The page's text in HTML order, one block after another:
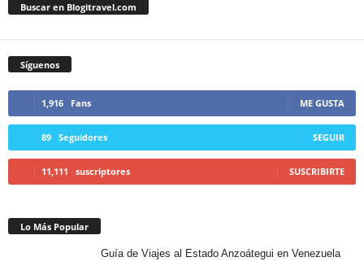
Buscar en Blogitravel.com
Síguenos
1,916 Fans ME GUSTA
89 Seguidores SEGUIR
11,111 suscriptores SUSCRIBIRTE
Lo Más Popular
Guía de Viajes al Estado Anzoátegui en Venezuela